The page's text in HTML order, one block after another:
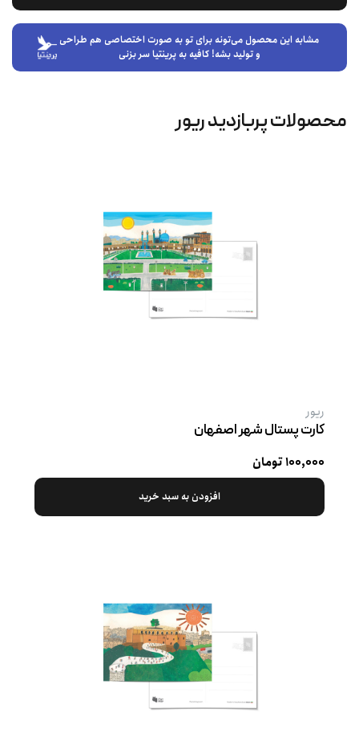
مشابه این محصول می‌تونه برای تو به صورت اختصاصی هم طراحی
و تولید بشه! کافیه به پرینتیا سر بزنی
محصولات پربازدید ریور
ریور
کارت پستال شهر اصفهان
۱۰۰,۰۰۰ تومان
افزودن به سبد خرید